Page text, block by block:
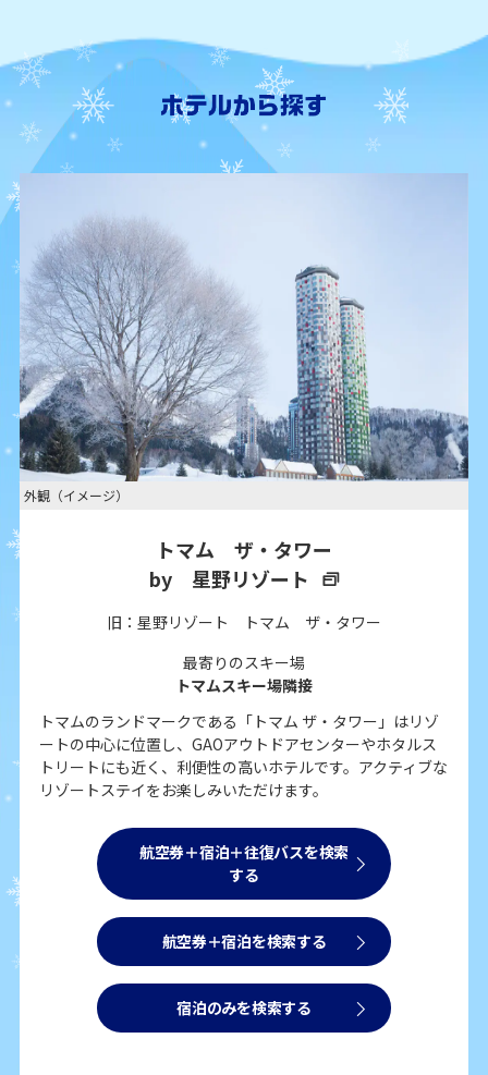
外観（イメージ）
トマム ザ・タワー
by 星野リゾート
旧：星野リゾート トマム ザ・タワー
最寄りのスキー場
トマムスキー場隣接
トマムのランドマークである「トマム ザ・タワー」はリゾ
ートの中心に位置し、GAOアウトドアセンターやホタルス
トリートにも近く、利便性の高いホテルです。アクティブな
リゾートステイをお楽しみいただけます。
航空券＋宿泊＋往復バスを検索
する
航空券＋宿泊を検索する
宿泊のみを検索する